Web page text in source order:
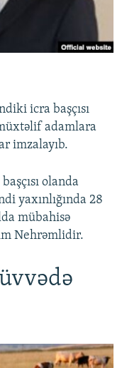
icra başçısı
adamlara
imzalayıb.
olanda
yaxınlığında 28
mübahisə
Nehrəmlidir.